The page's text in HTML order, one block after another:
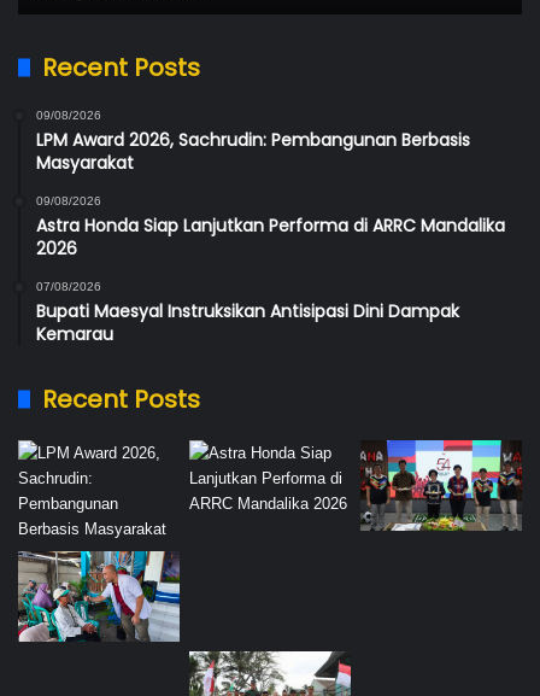
Recent Posts
09/08/2026
LPM Award 2026, Sachrudin: Pembangunan Berbasis
Masyarakat
09/08/2026
Astra Honda Siap Lanjutkan Performa di ARRC Mandalika
2026
07/08/2026
Bupati Maesyal Instruksikan Antisipasi Dini Dampak
Kemarau
Recent Posts